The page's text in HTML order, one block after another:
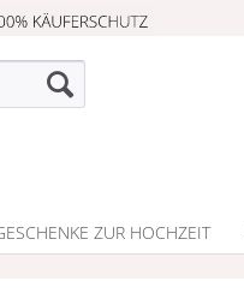
ZUR HOCHZEIT